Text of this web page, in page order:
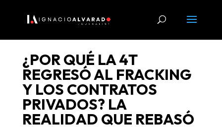
¿POR QUÉ LA 4T
REGRESÓ AL FRACKING
Y LOS CONTRATOS
PRIVADOS? LA
REALIDAD QUE REBASÓ